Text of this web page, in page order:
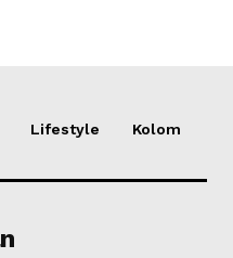
Lifestyle Kolom